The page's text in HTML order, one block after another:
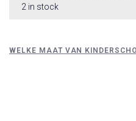
2 in stock
WELKE MAAT VAN